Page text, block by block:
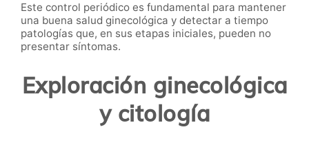
Este control periódico es fundamental para mantener
una buena salud ginecológica y detectar a tiempo
patologías que, en sus etapas iniciales, pueden no
presentar síntomas.
Exploración ginecológica
y citología